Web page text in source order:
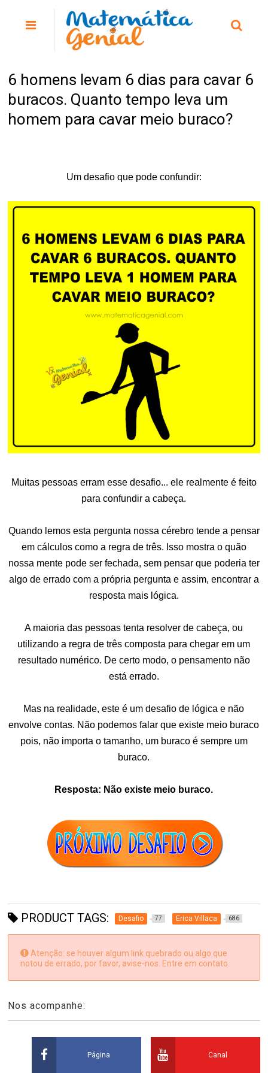
6 homens levam 6 dias para cavar 6
buracos. Quanto tempo leva um
homem para cavar meio buraco?
Um desafio que pode confundir:
Muitas pessoas erram esse desafio... ele realmente é feito
para confundir a cabeça.
Quando lemos esta pergunta nossa cérebro tende a pensar
em cálculos como a regra de três. Isso mostra o quão
nossa mente pode ser fechada, sem pensar que poderia ter
algo de errado com a própria pergunta e assim, encontrar a
resposta mais lógica.
A maioria das pessoas tenta resolver de cabeça, ou
utilizando a regra de três composta para chegar em um
resultado numérico. De certo modo, o pensamento não
está errado.
Mas na realidade, este é um desafio de lógica e não
envolve contas. Não podemos falar que existe meio buraco
pois, não importa o tamanho, um buraco é sempre um
buraco.
Resposta: Não existe meio buraco.
PRODUCT TAGS: Desafio 77 Erica Villaca 686
Atenção: se houver algum link quebrado ou algo que
notou de errado, por favor, avise-nos. Entre em contato.
Nos acompanhe:
Página Canal